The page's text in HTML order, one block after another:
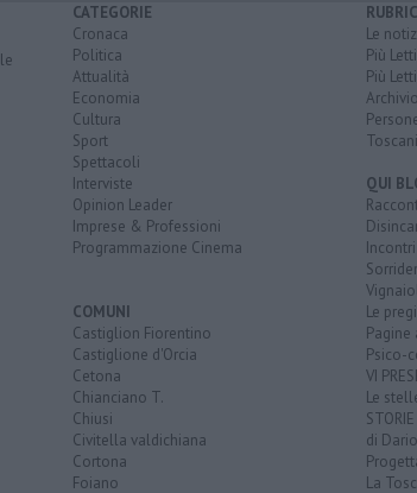
CATEGORIE
Cronaca
Politica
Attualità
Economia
Cultura
Sport
Spettacoli
Interviste
Opinion Leader
Imprese & Professioni
Programmazione Cinema
COMUNI
Castiglion Fiorentino
Castiglione d'Orcia
Cetona
Chianciano T.
Chiusi
Civitella valdichiana
Cortona
Foiano
Le
Più
Più
QUI
Le
Psico-
VI
Le
di
La